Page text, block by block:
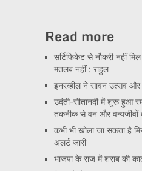
Read more
सर्टिफिकेट से नौकरी नहीं
मतलब नहीं : राहुल
इनरव्हील ने सावन उत्सव और
उदंती-सीतानदी में शुरू हुआ
तकनीक से वन और वन्यजीवों
कभी भी खोला जा सकता है
अलर्ट जारी
भाजपा के राज में शराब की